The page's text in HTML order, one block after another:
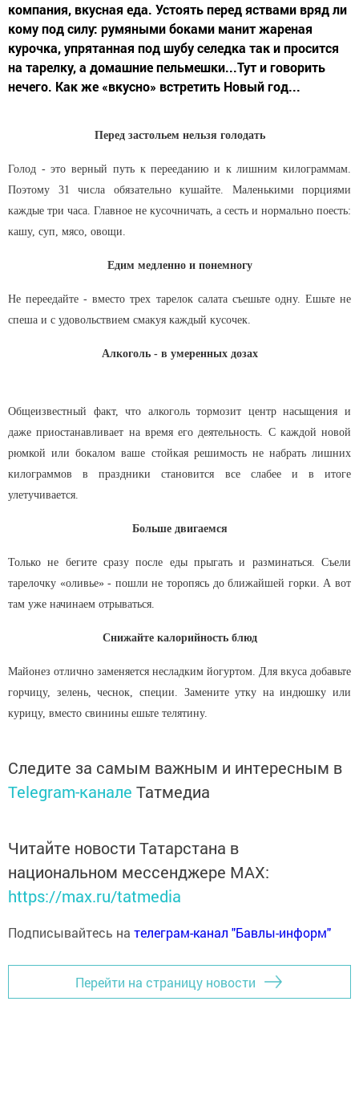
компания, вкусная еда. Устоять перед яствами вряд ли
кому под силу: румяными боками манит жареная
курочка, упрятанная под шубу селедка так и просится
на тарелку, а домашние пельмешки...Тут и говорить
нечего. Как же «вкусно» встретить Новый год...
Перед застольем нельзя голодать
Голод - это верный путь к перееданию и к лишним килограммам.
Поэтому 31 числа обязательно кушайте. Маленькими порциями
каждые три часа. Главное не кусочничать, а сесть и нормально поесть:
кашу, суп, мясо, овощи.
Едим медленно и понемногу
Не переедайте - вместо трех тарелок салата съешьте одну. Ешьте не
спеша и с удовольствием смакуя каждый кусочек.
Алкоголь - в умеренных дозах
Общеизвестный факт, что алкоголь тормозит центр насыщения и
даже приостанавливает на время его деятельность. С каждой новой
рюмкой или бокалом ваше стойкая решимость не набрать лишних
килограммов в праздники становится все слабее и в итоге
улетучивается.
Больше двигаемся
Только не бегите сразу после еды прыгать и разминаться. Съели
тарелочку «оливье» - пошли не торопясь до ближайшей горки. А вот
там уже начинаем отрываться.
Снижайте калорийность блюд
Майонез отлично заменяется несладким йогуртом. Для вкуса добавьте
горчицу, зелень, чеснок, специи. Замените утку на индюшку или
курицу, вместо свинины ешьте телятину.
Следите за самым важным и интересным в
Telegram-канале Татмедиа
Читайте новости Татарстана в
национальном мессенджере MАХ:
https://max.ru/tatmedia
Подписывайтесь на телеграм-канал "Бавлы-информ"
Перейти на страницу новости